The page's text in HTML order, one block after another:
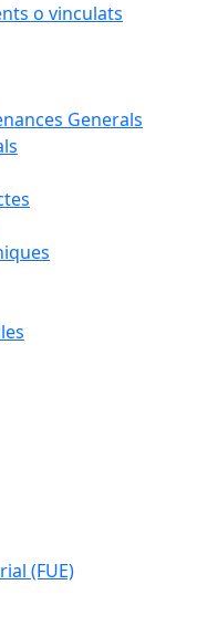
o vinculats
Generals
(FUE)